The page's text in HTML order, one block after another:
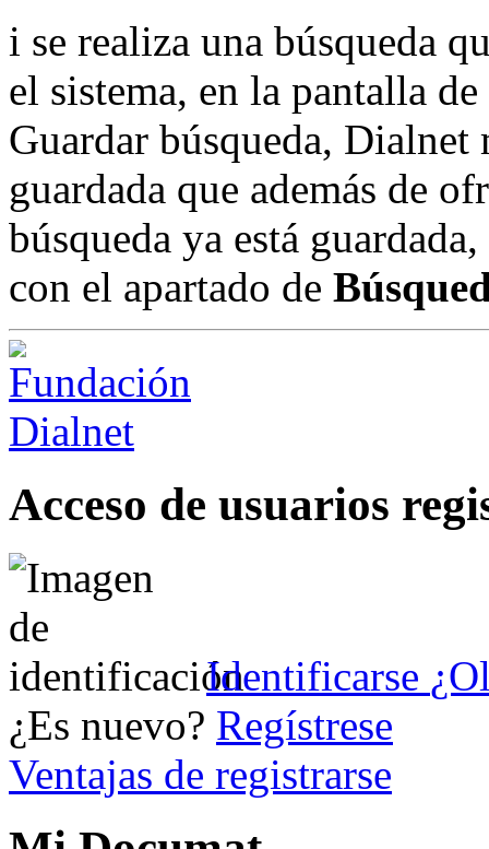
i se realiza una búsqueda
el sistema, en la pantalla
Guardar búsqueda,
guardada que además de
búsqueda ya está
con el apartado de
Acceso de usuarios
Identificarse
¿Es nuevo? Regístrese
Ventajas de registrarse